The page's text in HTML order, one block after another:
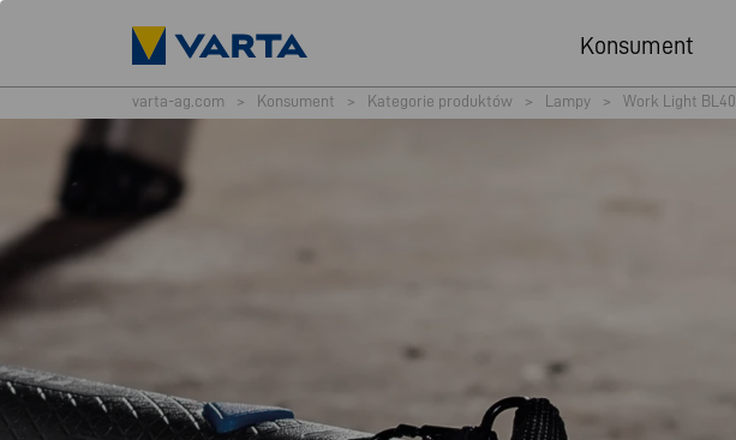
Konsument
varta-ag.com > Konsument > Kategorie produktów > Lampy > Work Light BL40